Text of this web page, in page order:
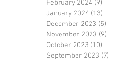
February 2024 (9)
January 2024 (13)
December 2023 (5)
November 2023 (9)
October 2023 (10)
September 2023 (7)